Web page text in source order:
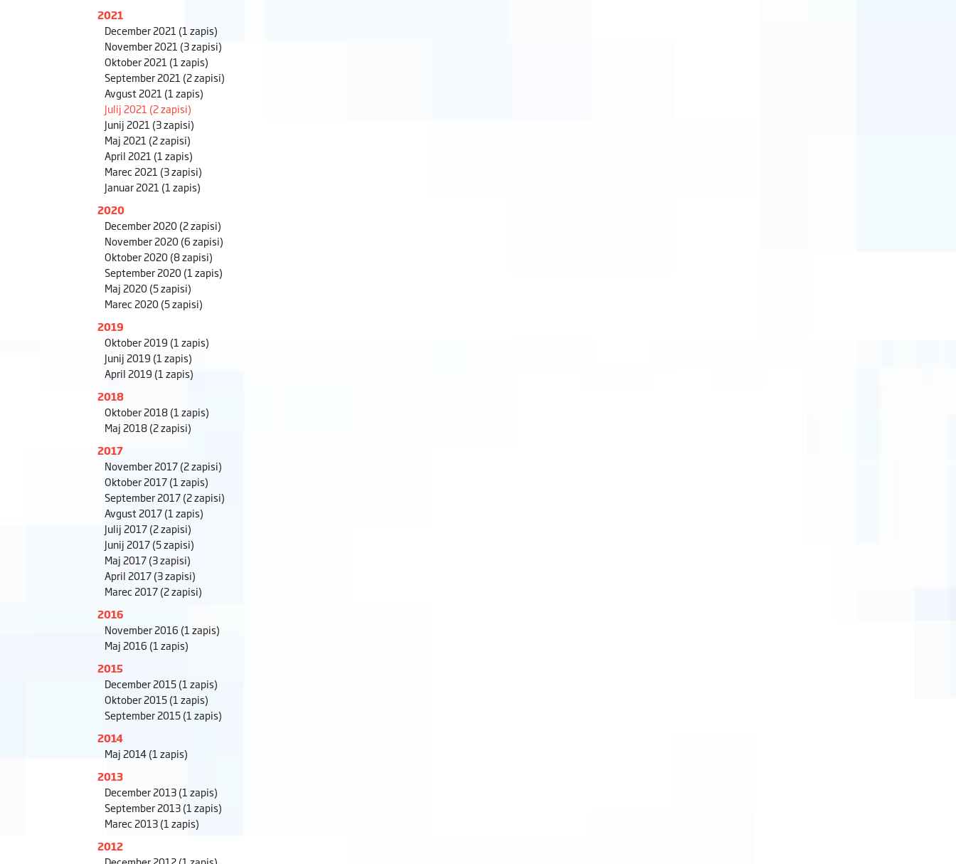
2021
December 2021 (1 zapis)
November 2021 (3 zapisi)
Oktober 2021 (1 zapis)
September 2021 (2 zapisi)
Avgust 2021 (1 zapis)
Julij 2021 (2 zapisi)
Junij 2021 (3 zapisi)
Maj 2021 (2 zapisi)
April 2021 (1 zapis)
Marec 2021 (3 zapisi)
Januar 2021 (1 zapis)
2020
December 2020(2 zapisi)
November 2020(6 zapisi)
Oktober 2020(8 zapisi)
September 2020(1 zapis)
Maj 2020(5 zapisi)
Marec 2020(5 zapisi)
2019
Oktober 2019 (1 zapis)
Junij 2019 (1 zapis)
April 2019 (1 zapis)
2018
Oktober 2018(1 zapis)
Maj 2018(2 zapisi)
2017
November 2017(2 zapisi)
Oktober 2017(1 zapis)
September 2017(2 zapisi)
Avgust 2017(1 zapis)
Julij 2017(2 zapisi)
Junij 2017(5 zapisi)
Maj 2017(3 zapisi)
April 2017(3 zapisi)
Marec 2017(2 zapisi)
2016
November 2016 (1 zapis)
Maj 2016 (1 zapis)
2015
December 2015(1 zapis)
Oktober 2015(1 zapis)
September 2015(1 zapis)
2014
Maj 2014(1 zapis)
2013
December 2013(1 zapis)
September 2013(1 zapis)
Marec 2013(1 zapis)
2012